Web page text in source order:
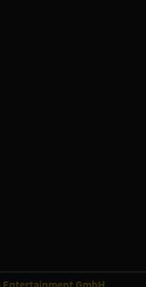
Entertainment GmbH